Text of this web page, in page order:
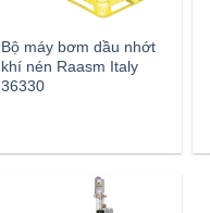
Bộ máy bơm dầu nhớt
khí nén Raasm Italy
36330